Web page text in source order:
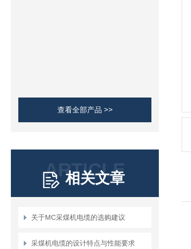
查看全部产品 >>
ARTICLE
相关文章
关于MC采煤机电缆的选购建议
采煤机电缆的设计特点与性能要求